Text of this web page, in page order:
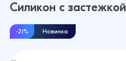
Силикон с застежкой
-21% Новинка